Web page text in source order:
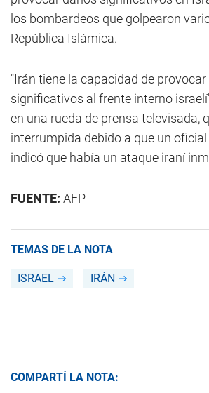
los bombardeos que golpearon
República Islámica.
"Irán tiene la capacidad de
significativos al frente interno
en una rueda de prensa televisada,
interrumpida debido a que un
indicó que había un ataque iraní
FUENTE: AFP
TEMAS DE LA NOTA
ISRAEL IRÁN
COMPARTÍ LA NOTA: